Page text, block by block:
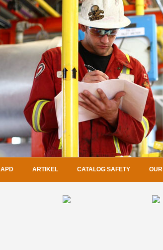
ARTIKEL CATALOG SAFETY